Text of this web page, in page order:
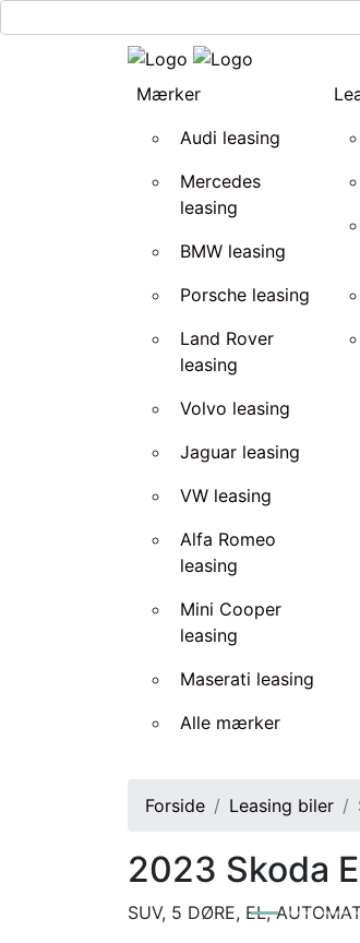
Mærker
Audi leasing
Mercedes
leasing
BMW leasing
Porsche leasing
Land Rover
leasing
Volvo leasing
Jaguar leasing
VW leasing
Alfa Romeo
leasing
Mini Cooper
leasing
Maserati leasing
Alle mærker
Forside Leasing biler
2023 Skoda
SUV, 5 DØRE, EL,